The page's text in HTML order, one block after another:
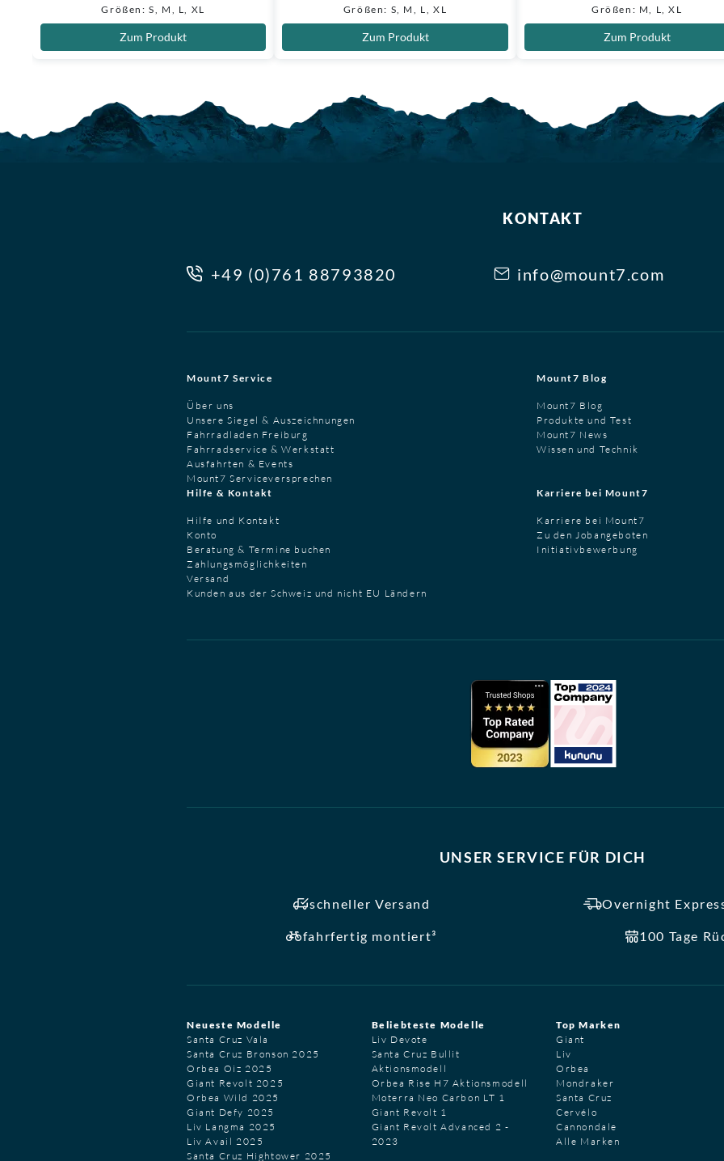
Größen: S, M, L, XL
Zum Produkt
Größen: S, M, L, XL
Zum Produkt
Größen: M, L, XL
Zum Produkt
KONTAKT
+49 (0)761 88793820 info@mount7.com
Mount7 Service
Über uns
Unsere Siegel & Auszeichnungen
Fahrradladen Freiburg
Fahrradservice & Werkstatt
Ausfahrten & Events
Mount7 Serviceversprechen
Mount7 Blog
Mount7 Blog
Produkte und Test
Mount7 News
Wissen und Technik
Hilfe & Kontakt
Hilfe und Kontakt
Konto
Beratung & Termine buchen
Zahlungsmöglichkeiten
Versand
Kunden aus der Schweiz und nicht EU Ländern
Karriere bei Mount7
Karriere bei Mount7
Zu den Jobangeboten
Initiativbewerbung
UNSER SERVICE FÜR DICH
schneller Versand Overnight
fahrfertig montiert³ 100 Tage
Neueste Modelle
Santa Cruz Vala
Santa Cruz Bronson 2025
Orbea Oiz 2025
Giant Revolt 2025
Orbea Wild 2025
Giant Defy 2025
Liv Langma 2025
Liv Avail 2025
Santa Cruz Hightower 2025
Beliebteste Modelle
Liv Devote
Santa Cruz Bullit
Aktionsmodell
Orbea Rise H7 Aktionsmodell
Moterra Neo Carbon LT 1
Giant Revolt 1
Giant Revolt Advanced 2 -
2023
Top Marken
Giant
Liv
Orbea
Mondraker
Santa Cruz
Cervélo
Cannondale
Alle Marken